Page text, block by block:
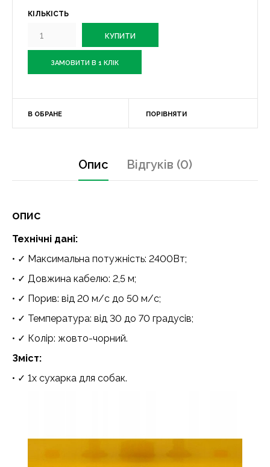
КІЛЬКІСТЬ
ЗАМОВИТИ В 1 КЛІК
В ОБРАНЕ ПОРІВНЯТИ
Опис Відгуків (0)
опис
Технічні дані:
• ✓ Максимальна потужність: 2400Вт;
• ✓ Довжина кабелю: 2,5 м;
• ✓ Порив: від 20 м/с до 50 м/с;
• ✓ Температура: від 30 до 70 градусів;
• ✓ Колір: жовто-чорний.
Зміст:
• ✓ 1x сухарка для собак.